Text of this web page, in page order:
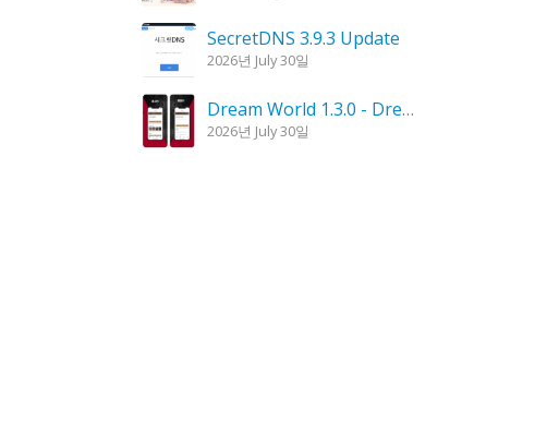
SecretDNS 3.9.3 Update
2026년 July 30일
Dream World 1.3.0 - Dream Interpretation, Dream Analysis
2026년 July 30일